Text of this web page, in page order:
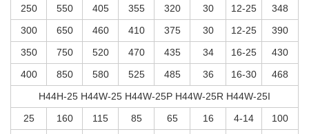
250
550 405 355 320 30 12-25
348
300
650 460 410 375 30 12-25
390
350
750 520 470 435 34 16-25
430
400
850 580 525 485 36 16-30
468
H44H-25 H44W-25 H44W-25P H44W-25R H44W-25I
25
160 115 85 65 16 4-14
100